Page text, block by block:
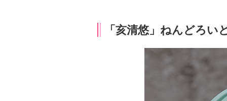
「亥清悠」ねんどろい